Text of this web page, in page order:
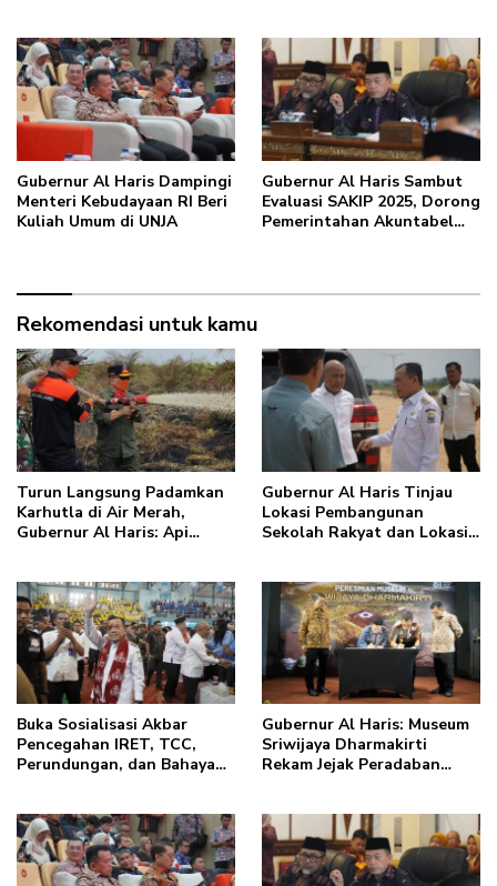
anakku bisa jaga diri, 60%
masa depan sudah ada di
tangan”
Gubernur Al Haris Dampingi
Menteri Kebudayaan RI Beri
Kuliah Umum di UNJA
Gubernur Al Haris Sambut
Evaluasi SAKIP 2025, Dorong
Pemerintahan Akuntabel
Rekomendasi untuk kamu
Turun Langsung Padamkan
Karhutla di Air Merah,
Gubernur Al Haris: Api
Gubernur Al Haris Tinjau
Lokasi Pembangunan
Sekolah Rakyat dan Lokasi
Buka Sosialisasi Akbar
Pencegahan IRET, TCC,
Perundungan, dan Bahaya
anakku bisa jaga diri, 60%
masa depan sudah ada di
tangan”
Gubernur Al Haris: Museum
Sriwijaya Dharmakirti
Rekam Jejak Peradaban